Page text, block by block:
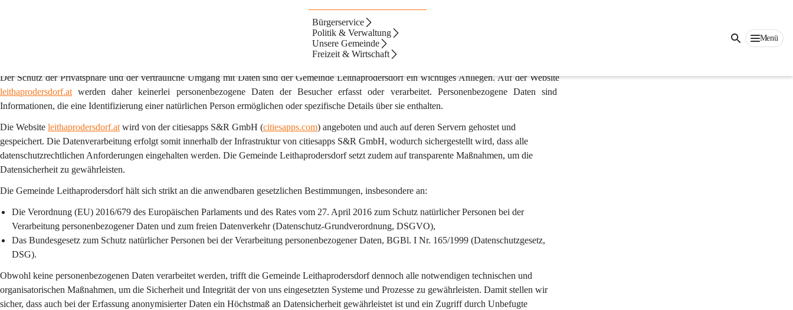
Bürgerservice
Politik & Verwaltung
Unsere Gemeinde
Freizeit & Wirtschaft
Menü
Der Schutz der Privatsphäre und der vertrauliche Umgang mit Daten sind der Gemeinde Leithaprodersdorf ein wichtiges Anliegen. Auf der Website
leithaprodersdorf.at werden daher keinerlei personenbezogene Daten der Besucher erfasst oder verarbeitet. Personenbezogene Daten sind
Informationen, die eine Identifizierung einer natürlichen Person ermöglichen oder spezifische Details über sie enthalten.
Die Website leithaprodersdorf.at wird von der citiesapps S&R GmbH (citiesapps.com) angeboten und auch auf deren Servern gehostet und
gespeichert. Die Datenverarbeitung erfolgt somit innerhalb der Infrastruktur von citiesapps S&R GmbH, wodurch sichergestellt wird, dass alle
datenschutzrechtlichen Anforderungen eingehalten werden. Die Gemeinde Leithaprodersdorf setzt zudem auf transparente Maßnahmen, um die
Datensicherheit zu gewährleisten.
Die Gemeinde Leithaprodersdorf hält sich strikt an die anwendbaren gesetzlichen Bestimmungen, insbesondere an:
Die Verordnung (EU) 2016/679 des Europäischen Parlaments und des Rates vom 27. April 2016 zum Schutz natürlicher Personen bei der
Verarbeitung personenbezogener Daten und zum freien Datenverkehr (Datenschutz-Grundverordnung, DSGVO),
Das Bundesgesetz zum Schutz natürlicher Personen bei der Verarbeitung personenbezogener Daten, BGBl. I Nr. 165/1999 (Datenschutzgesetz,
DSG).
Obwohl keine personenbezogenen Daten verarbeitet werden, trifft die Gemeinde Leithaprodersdorf dennoch alle notwendigen technischen und
organisatorischen Maßnahmen, um die Sicherheit und Integrität der von uns eingesetzten Systeme und Prozesse zu gewährleisten. Damit stellen wir
sicher, dass auch bei der Erfassung anonymisierter Daten ein Höchstmaß an Datensicherheit gewährleistet ist und ein Zugriff durch Unbefugte